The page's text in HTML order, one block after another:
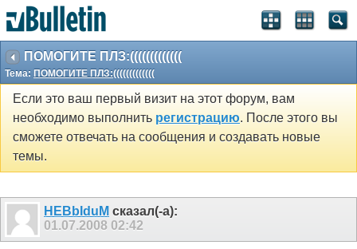
ПОМОГИТЕ ПЛЗ:(((((((((((((
Тема: ПОМОГИТЕ ПЛЗ:(((((((((((((
Если это ваш первый визит на этот форум, вам
необходимо выполнить регистрацию. После этого вы
сможете отвечать на сообщения и создавать новые
темы.
HEBbIduM сказал(-а):
01.07.2008 02:42